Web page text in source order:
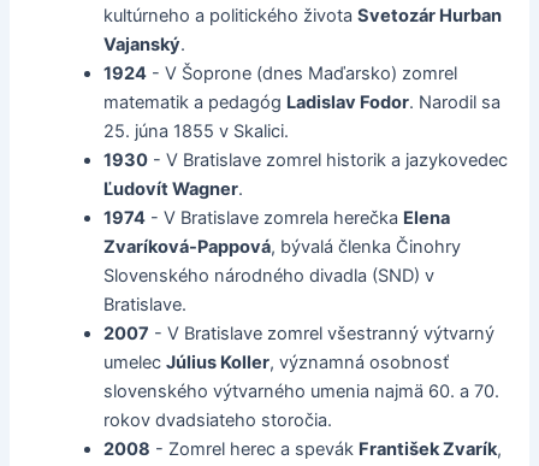
kultúrneho a politického životaSvetozár Hurban
Vajanský.
1924 - V Šoprone (dnes Maďarsko) zomrel
matematik a pedagóg Ladislav Fodor. Narodil sa
25. júna 1855 v Skalici.
1930 - V Bratislave zomrel historik a jazykovedec
Ľudovít Wagner.
1974 - V Bratislave zomrela herečka Elena
Zvaríková-Pappová, bývalá členka Činohry
Slovenského národného divadla (SND) v
Bratislave.
2007 - V Bratislave zomrel všestranný výtvarný
umelecJúlius Koller, významná osobnosť
slovenského výtvarného umenia najmä 60. a 70.
rokov dvadsiateho storočia.
2008 - Zomrel herec a spevák František Zvarík,